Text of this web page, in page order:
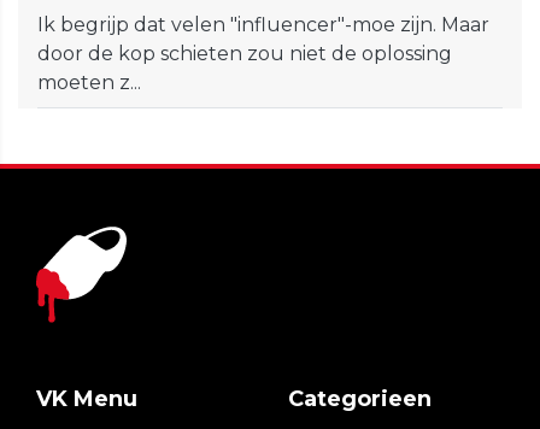
Ik begrijp dat velen "influencer"-moe zijn. Maar
door de kop schieten zou niet de oplossing
moeten z...
VK Menu Categorieen